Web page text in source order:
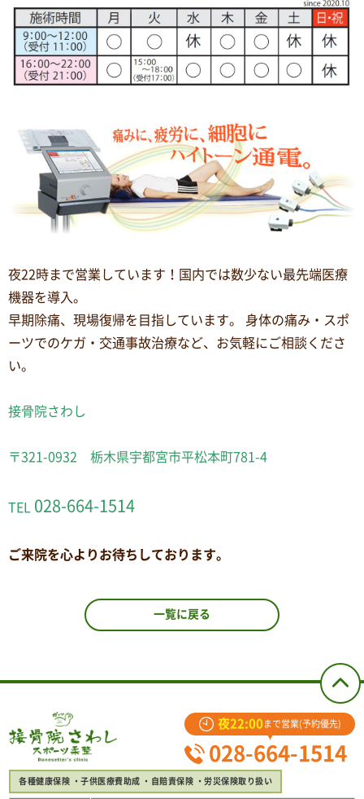
夜22時まで営業しています！国内では数少ない最先端医療
機器を導入。
早期除痛、現場復帰を目指しています。 身体の痛み・スポ
ーツでのケガ・交通事故治療など、お気軽にご相談くださ
い。
接骨院さわし
〒321-0932 栃木県宇都宮市平松本町781-4
TEL 028-664-1514
ご来院を心よりお待ちしております。
一覧に戻る
夜22:00 まで営業(予約優先)
028-664-1514
各種健康保険 子供医療費助成 自賠責保険 労災保険取り扱い